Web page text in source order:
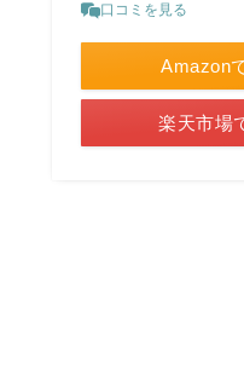
口コミを見る
Amazon
楽天市場